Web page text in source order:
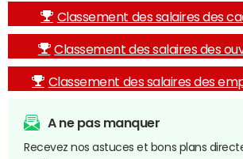
Classement des salaires des
Classement des salaires des
Classement des salaires des
A ne pas manquer
Recevez nos astuces et bons plans